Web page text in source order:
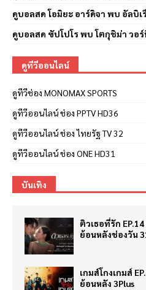
ดูบอลสด โอมิยะ อาร์ดิจา พบ อัลบิเ
ดูบอลสด ซัปโปโร พบ โตกุชิม่า วอ
ดูทีวีออนไลน์
ดูทีวีช่อง MONOMAX SPORTS
ดูทีวีออนไลน์ ช่อง PPTV HD36
ดูทีวีออนไลน์ ช่อง ไทยรัฐ TV 32
ดูทีวีออนไลน์ ช่อง ONE HD31
บันเทิง
ติวเธอที่รัก
ย้อนหลังช่องวัน
เกมส์โกงเกมส์
ย้อนหลัง 3Plus